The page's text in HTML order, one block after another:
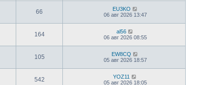
66
EU3KO
06 авг 2026 13:47
164
al56
06 авг 2026 08:55
105
EW8CQ
05 авг 2026 18:57
542
YOZ11
05 авг 2026 18:05